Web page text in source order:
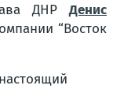
ДНРДенис
“Восток